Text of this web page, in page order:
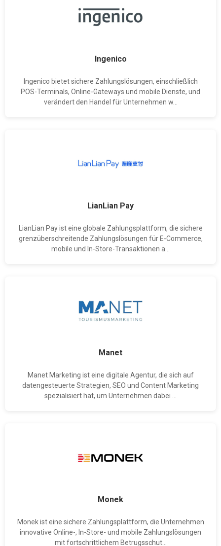
Ingenico
Ingenico bietet sichere Zahlungslösungen, einschließlich
POS-Terminals, Online-Gateways und mobile Dienste, und
verändert den Handel für Unternehmen w...
LianLian Pay
LianLian Pay ist eine globale Zahlungsplattform, die sichere
grenzüberschreitende Zahlungslösungen für E-Commerce,
mobile und In-Store-Transaktionen a...
Manet
Manet Marketing ist eine digitale Agentur, die sich auf
datengesteuerte Strategien, SEO und Content Marketing
spezialisiert hat, um Unternehmen dabei ...
Monek
Monek ist eine sichere Zahlungsplattform, die Unternehmen
innovative Online-, In-Store- und mobile Zahlungslösungen
mit fortschrittlichem Betrugsschut...